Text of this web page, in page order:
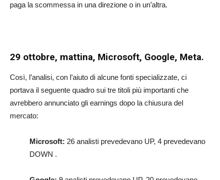
paga la scommessa in una direzione o in un’altra.
29 ottobre, mattina, Microsoft, Google, Meta.
Così, l’analisi, con l’aiuto di alcune fonti specializzate, ci
portava il seguente quadro sui tre titoli più importanti che
avrebbero annunciato gli earnings dopo la chiusura del
mercato:
Microsoft: 26 analisti prevedevano UP, 4 prevedevano
DOWN .